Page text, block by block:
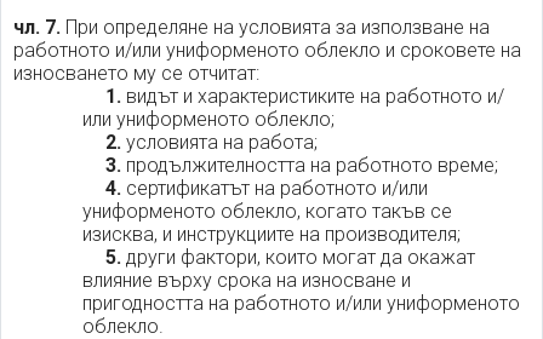
чл. 7. При определяне на условията за използване на
работното и/или униформеното облекло и сроковете на
износването му се отчитат:
1.видът и характеристиките на работното и/
или униформеното облекло;
2.условията на работа;
3.продължителността на работното време;
4.сертификатът на работното и/или
униформеното облекло, когато такъв се
изисква, и инструкциите на производителя;
5.други фактори, които могат да окажат
влияние върху срока на износване и
пригодността на работното и/или униформеното
облекло.